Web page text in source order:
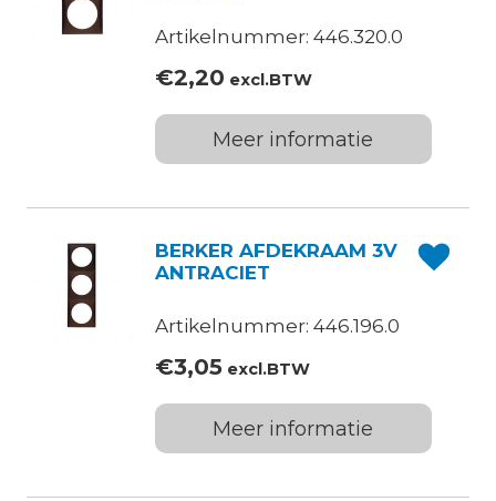
Artikelnummer: 446.320.0
€2,20 excl.BTW
Meer informatie
BERKER AFDEKRAAM 3V
ANTRACIET
Artikelnummer: 446.196.0
€3,05excl.BTW
Meer informatie